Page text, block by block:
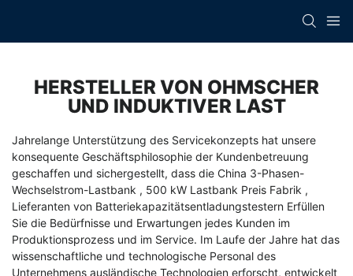
HERSTELLER VON OHMSCHER
UND INDUKTIVER LAST
Jahrelange Unterstützung des Servicekonzepts hat unsere
konsequente Geschäftsphilosophie der Kundenbetreuung
geschaffen und sichergestellt, dass die China 3-Phasen-
Wechselstrom-Lastbank , 500 kW Lastbank Preis Fabrik ,
Lieferanten von Batteriekapazitätsentladungstestern Erfüllen
Sie die Bedürfnisse und Erwartungen jedes Kunden im
Produktionsprozess und im Service. Im Laufe der Jahre hat das
wissenschaftliche und technologische Personal des
Unternehmens ausländische Technologien erforscht, entwickelt